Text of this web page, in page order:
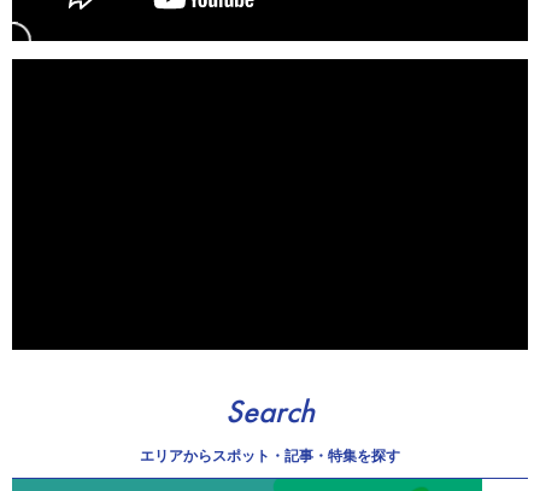
Search
エリアからスポット・記事・特集を探す